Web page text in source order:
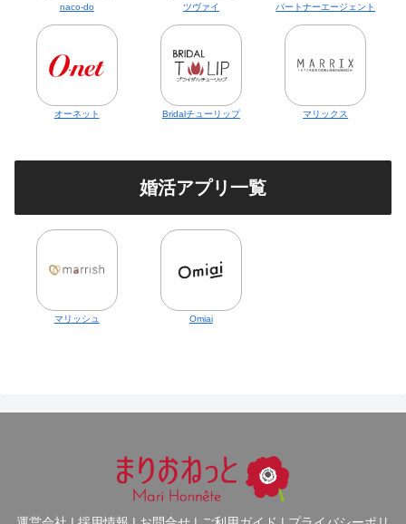
naco-do ツヴァイ パートナーエージェント
オーネット Bridalチューリップ マリックス
婚活アプリ一覧
マリッシュ Omiai